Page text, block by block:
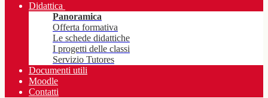
Didattica
Panoramica
Offerta formativa
Le schede didattiche
I progetti delle classi
Servizio Tutores
Documenti utili
Moodle
Contatti